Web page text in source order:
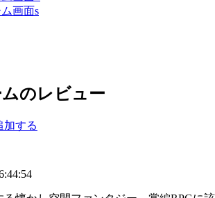
のレビュー
加する